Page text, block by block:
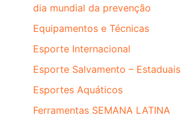
dia mundial da prevenção
Equipamentos e Técnicas
Esporte Internacional
Esporte Salvamento –
Esportes Aquáticos
Ferramentas SEMANA LATINA